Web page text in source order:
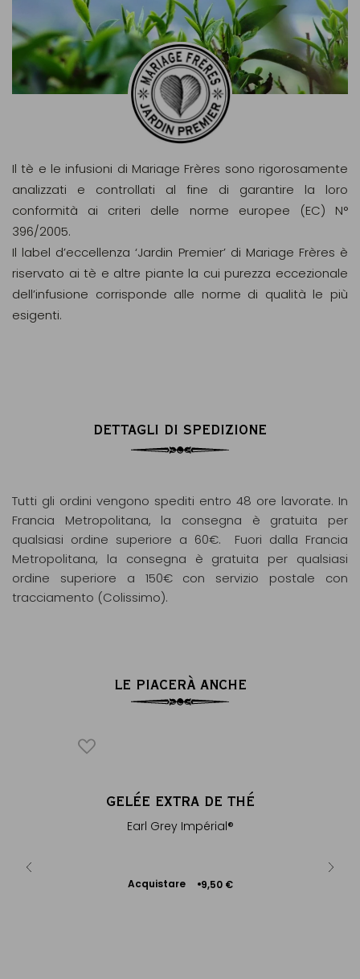
Il tè e le infusioni di Mariage Frères sono rigorosamente
analizzati e controllati al fine di garantire la loro
conformità ai criteri delle norme europee (EC) N°
396/2005.
Il label d’eccellenza ‘Jardin Premier’ di Mariage Frères è
riservato ai tè e altre piante la cui purezza eccezionale
dell’infusione corrisponde alle norme di qualità le più
esigenti.
DETTAGLI DI SPEDIZIONE
Tutti gli ordini vengono spediti entro 48 ore lavorate. In
Francia Metropolitana, la consegna è gratuita per
qualsiasi ordine superiore a 60€. Fuori dalla Francia
Metropolitana, la consegna è gratuita per qualsiasi
ordine superiore a 150€ con servizio postale con
tracciamento (Colissimo).
LE PIACERÀ ANCHE
GELÉE EXTRA DE THÉ
Earl Grey Impérial®
Acquistare 9,50 €
Aggiungere